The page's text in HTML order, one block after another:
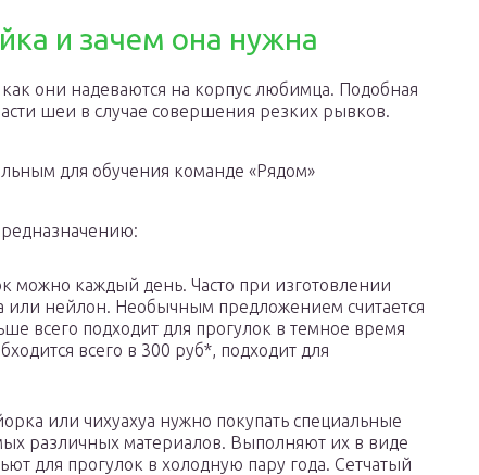
и зачем она нужна
они надеваются на корпус любимца. Подобная
шеи в случае совершения резких рывков.
для обучения команде «Рядом»
можно каждый день. Часто при изготовлении
или нейлон. Необычным предложением считается
всего подходит для прогулок в темное время
всего в 300 руб*, подходит для
или чихуахуа нужно покупать специальные
различных материалов. Выполняют их в виде
для прогулок в холодную пару года. Сетчатый